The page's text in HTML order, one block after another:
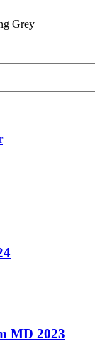
Grey
MD 2023